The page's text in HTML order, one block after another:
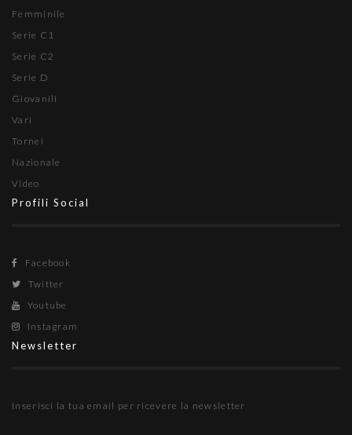
Femminile
Serie C1
Serie C2
Serie D
Giovanili
Vari
Tornei
Nazionale
Video
Profili Social
Facebook
Twitter
Youtube
Instagram
Newsletter
Inserisci la tua email per ricevere la newsletter